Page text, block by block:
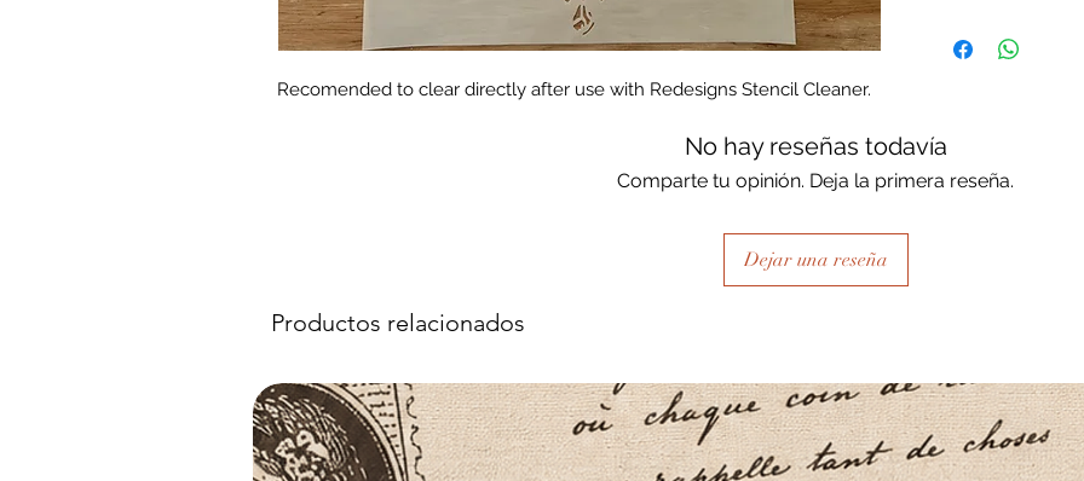
Recomended to clear directly after use with Redesigns Stencil Cleaner.
No hay reseñas todavía
Comparte tu opinión. Deja la primera reseña.
Dejar una reseña
Productos relacionados